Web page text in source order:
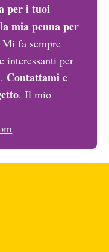
per i tuoi
mia penna per
Mi fa sempre
interessanti per
Contattami e
. Il mio